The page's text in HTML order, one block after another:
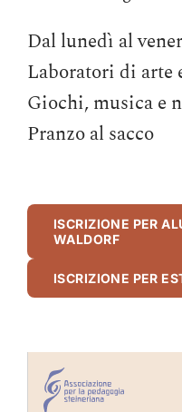
Dal lunedì al
Laboratori di arte
Giochi, musica e
Pranzo al sacco
ISCRIZIONE PER
WALDORF
ISCRIZIONE PER